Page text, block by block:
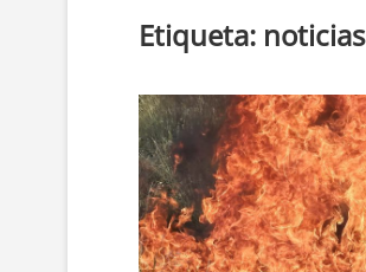
Etiqueta: noticias